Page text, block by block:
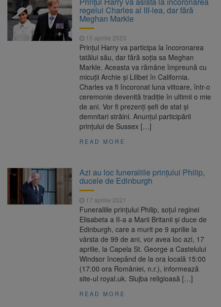
poate funcționa cel puțin încă nouă zile
10 august 2026
Șapte persoane, arestate
preventiv după atacul asupra ambulanței
„răpește copii”
10 august 2026
A căzut aproximativ 10 metri
în Piatra Craiului. Turist salvat de Salvamont
Concert cu intrare liberă la
Făgăraș, pe 14 august. Cvartetul NaunArt
aduce pe scenă muzicieni brașoveni
regelui Charles al III-lea, dar fără
Meghan Markle
15 aprilie 2023
Prinţul Harry va participa la încoronarea
tatălui său, dar fără soția sa Meghan
Markle. Aceasta va rămâne împreună cu
micuţii Archie şi Lilibet în California.
Charles va fi încoronat luna viitoare, într-o
ceremonie devenită tradiţie în ultimii o mie
de ani. Vor fi prezenţi şefi de stat şi
demnitari străini. Anunţul participării
prinţului de Sussex […]
READ MORE
Azi au loc funeraliile prințului Philip,
ducele de Edinburgh
17 aprilie 2021
Funeraliile prinţului Philip, soţul reginei
Elisabeta a II-a a Marii Britanii şi duce de
Edinburgh, care a murit pe 9 aprilie la
vârsta de 99 de ani, vor avea loc azi, 17
aprilie, la Capela St. George a Castelului
Windsor începând de la ora locală 15:00
(17:00 ora României, n.r.), informează
site-ul royal.uk. Slujba religioasă […]
READ MORE